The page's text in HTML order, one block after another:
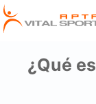
¿Qué